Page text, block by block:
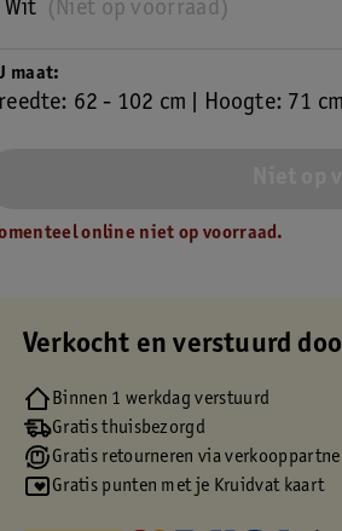
maat
62 - 102 cm | Hoogte: 71 cm
(Niet op voorraad)
Wit
online niet op voorraad.
Verkocht en verstuurd
Binnen 1 werkdag verstuurd
Gratis thuisbezorgd
Gratis retourneren via
Gratis punten met je Kruidvat kaart